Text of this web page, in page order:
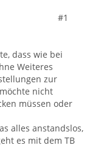
#1
dass wie bei
Weiteres
zur
nicht
müssen oder
alles anstandslos,
es mit dem TB